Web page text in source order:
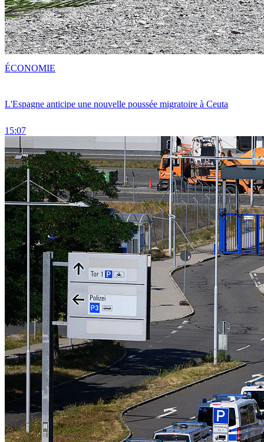
L'Espagne anticipe une nouvelle poussée migratoire à Ceuta
15:07
ÉCONOMIE